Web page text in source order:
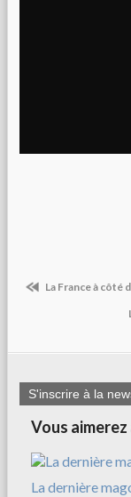
La France à côté
S'inscrire à la
Vous aimerez
La dernière